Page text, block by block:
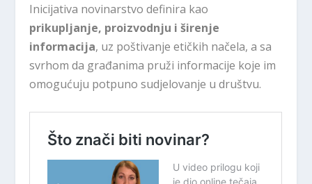
Inicijativa novinarstvo definira kao
prikupljanje, proizvodnju i širenje
informacija, uz poštivanje etičkih načela, a sa
svrhom da građanima pruži informacije koje im
omogućuju potpuno sudjelovanje u društvu.